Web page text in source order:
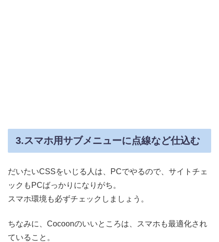
3.スマホ用サブメニューに点線など仕込む
だいたいCSSをいじる人は、PCでやるので、サイトチェ
ックもPCばっかりになりがち。
スマホ環境も必ずチェックしましょう。
ちなみに、Cocoonのいいところは、スマホも最適化され
ていること。